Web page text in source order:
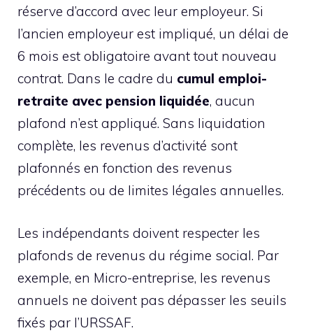
réserve d’accord avec leur employeur. Si
l’ancien employeur est impliqué, un délai de
6 mois est obligatoire avant tout nouveau
contrat. Dans le cadre du cumul emploi-
retraite avec pension liquidée, aucun
plafond n’est appliqué. Sans liquidation
complète, les revenus d’activité sont
plafonnés en fonction des revenus
précédents ou de limites légales annuelles.
Les indépendants doivent respecter les
plafonds de revenus du régime social. Par
exemple, en Micro-entreprise, les revenus
annuels ne doivent pas dépasser les seuils
fixés par l’URSSAF.